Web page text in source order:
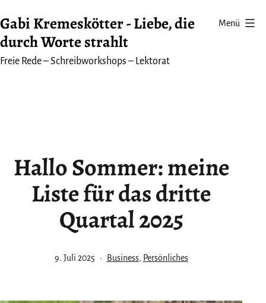
Inhalt
springen
Gabi Kremeskötter - Liebe, die
durch Worte strahlt
Freie Rede – Schreibworkshops – Lektorat
Menü
Hallo Sommer: meine
Liste für das dritte
Quartal 2025
Veröffentlicht
9. Juli 2025
Kategorisiert
Business, Persönliches